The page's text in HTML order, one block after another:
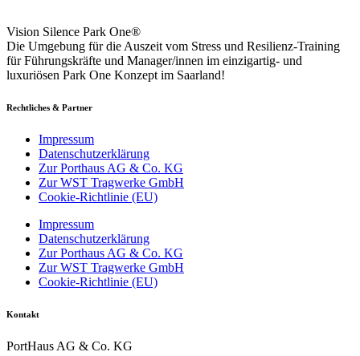
Vision Silence Park One®
Die Umgebung für die Auszeit vom Stress und Resilienz-Training
für Führungskräfte und Manager/innen im einzigartig- und
luxuriösen Park One Konzept im Saarland!
Rechtliches & Partner
Impressum
Datenschutzerklärung
Zur Porthaus AG & Co. KG
Zur WST Tragwerke GmbH
Cookie-Richtlinie (EU)
Impressum
Datenschutzerklärung
Zur Porthaus AG & Co. KG
Zur WST Tragwerke GmbH
Cookie-Richtlinie (EU)
Kontakt
PortHaus AG & Co. KG